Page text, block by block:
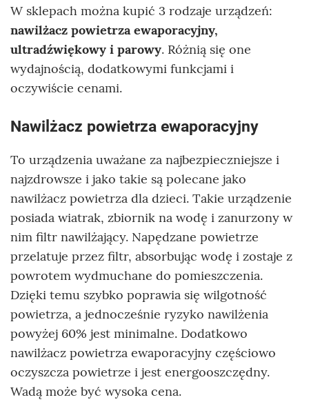
W sklepach można kupić 3 rodzaje urządzeń:
nawilżacz powietrza ewaporacyjny,
ultradźwiękowy i parowy. Różnią się one
wydajnością, dodatkowymi funkcjami i
oczywiście cenami.
Nawilżacz powietrza ewaporacyjny
To urządzenia uważane za najbezpieczniejsze i
najzdrowsze i jako takie są polecane jako
nawilżacz powietrza dla dzieci. Takie urządzenie
posiada wiatrak, zbiornik na wodę i zanurzony w
nim filtr nawilżający. Napędzane powietrze
przelatuje przez filtr, absorbując wodę i zostaje z
powrotem wydmuchane do pomieszczenia.
Dzięki temu szybko poprawia się wilgotność
powietrza, a jednocześnie ryzyko nawilżenia
powyżej 60% jest minimalne. Dodatkowo
nawilżacz powietrza ewaporacyjny częściowo
oczyszcza powietrze i jest energooszczędny.
Wadą może być wysoka cena.